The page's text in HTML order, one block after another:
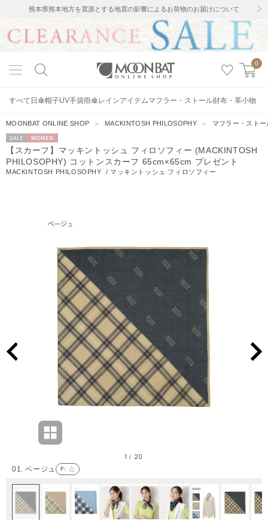
熊本県熊本地方を震源とする地震の影響によるお荷物のお届けについて
0
すべて 日傘帽子UV手袋雨傘レインアイテムマフラー・ストール財布・革小物
MOONBAT ONLINE SHOP ＞ MACKINTOSH PHILOSOPHY＞ マフラー・ストー
セー
ル
WOMEN
【スカーフ】マッキントッシュ フィロソフィー (MACKINTOSH
PHILOSOPHY) コットンスカーフ 65cm×65cm プレゼント
MACKINTOSH PHILOSOPHY / マッキントッシュ フィロソフィー
01. ベージュ F: △
1 / 20